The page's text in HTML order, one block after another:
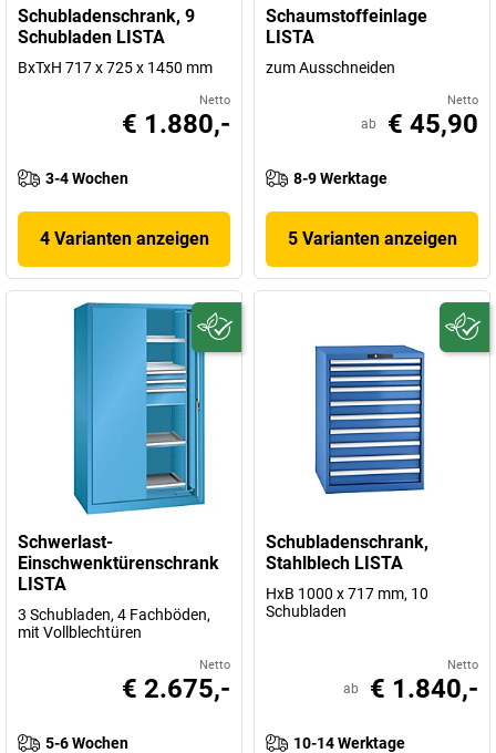
Schubladenschrank, 9
Schubladen LISTA
BxTxH 717 x 725 x 1450 mm
Netto
€ 1.880,-
3-4 Wochen
4 Varianten anzeigen
Schaumstoffeinlage
LISTA
zum Ausschneiden
Netto
ab € 45,90
8-9 Werktage
5 Varianten anzeigen
Schwerlast-
Einschwenktürenschrank
LISTA
3 Schubladen, 4 Fachböden,
mit Vollblechtüren
Netto
€ 2.675,-
5-6 Wochen
Schubladenschrank,
Stahlblech LISTA
HxB 1000 x 717 mm, 10
Schubladen
Netto
ab € 1.840,-
10-14 Werktage